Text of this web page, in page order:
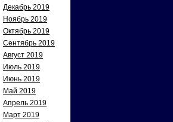
Декабрь 2019
Ноябрь 2019
Октябрь 2019
Сентябрь 2019
Август 2019
Июль 2019
Июнь 2019
Май 2019
Апрель 2019
Март 2019